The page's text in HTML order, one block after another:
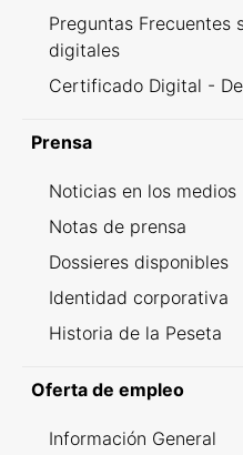
Preguntas Frecuentes
digitales
Certificado Digital -
Prensa
Noticias en los medios
Notas de prensa
Dossieres disponibles
Identidad corporativa
Historia de la Peseta
Oferta de empleo
Información General